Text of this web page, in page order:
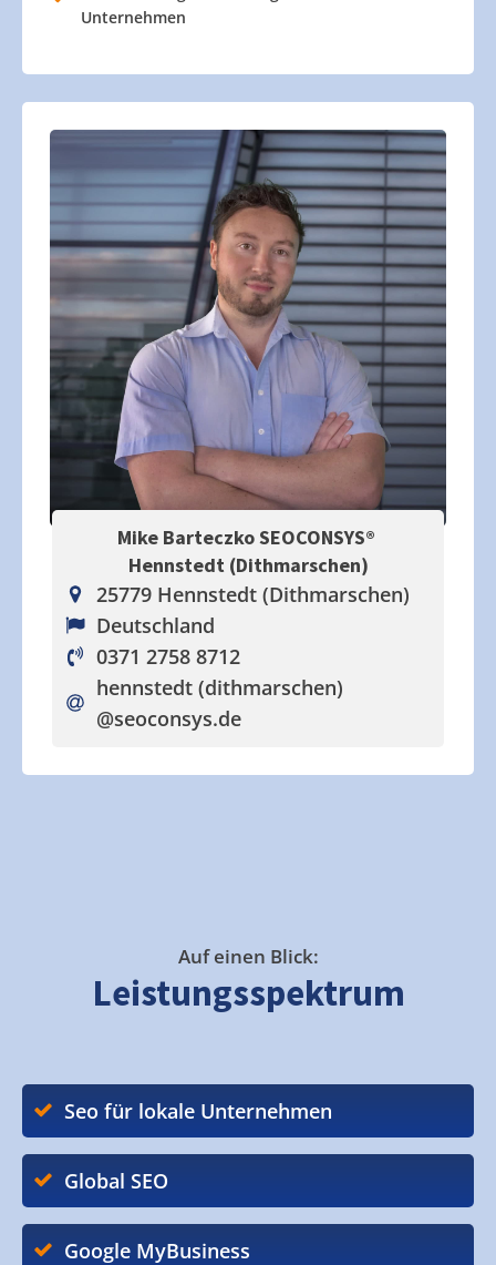
Unternehmen
Mike Barteczko SEOCONSYS®
Hennstedt (Dithmarschen)
25779 Hennstedt (Dithmarschen)
Deutschland
0371 2758 8712
hennstedt (dithmarschen)
@seoconsys.de
Auf einen Blick:
Leistungsspektrum
Seo für lokale Unternehmen
Global SEO
Google MyBusiness